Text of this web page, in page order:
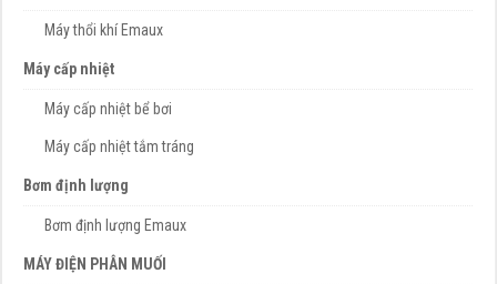
Máy thổi khí Emaux
Máy cấp nhiệt
Máy cấp nhiệt bể bơi
Máy cấp nhiệt tắm tráng
Bơm định lượng
Bơm định lượng Emaux
MÁY ĐIỆN PHÂN MUỐI